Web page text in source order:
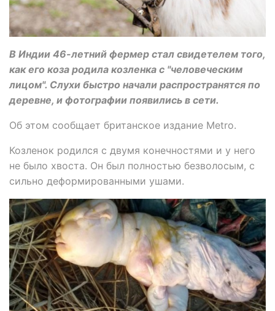
В Индии 46-летний фермер стал свидетелем того,
как его коза родила козленка с "человеческим
лицом". Слухи быстро начали распространятся по
деревне, и фотографии появились в сети.
Об этом сообщает британское издание Metro.
Козленок родился с двумя конечностями и у него
не было хвоста. Он был полностью безволосым, с
сильно деформированными ушами.